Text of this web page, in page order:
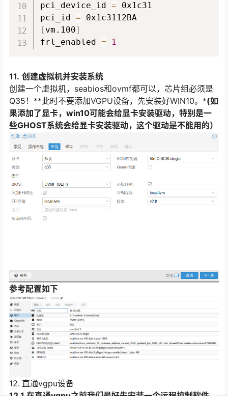
pci_device_id = 0x1c31
pci_id =
0x1c3112BA
[ vm.100]
frl_enabled = 1
11. 创建虚拟机并安装系统
创建一个虚拟机，seabios和ovmf都可以，芯片组必须是
Q35！**此时不要添加VGPU设备，先安装好WIN10。*(如
果添加了显卡，win10可能会给显卡安装驱动，特别是一
些GHOST系统会给显卡安装驱动，这个驱动是不能用的）
参考配置如下
12. 直通vgpu设备